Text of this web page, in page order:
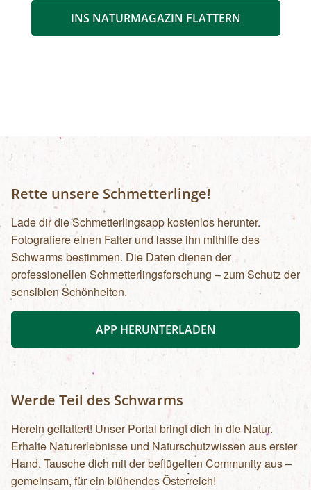
INS NATURMAGAZIN FLATTERN
Rette unsere Schmetterlinge!
Lade dir die Schmetterlingsapp kostenlos herunter.
Fotografiere einen Falter und lasse ihn mithilfe des
Schwarms bestimmen. Die Daten dienen der
professionellen Schmetterlingsforschung – zum Schutz der
sensiblen Schönheiten.
APP HERUNTERLADEN
Werde Teil des Schwarms
Herein geflattert! Unser Portal bringt dich in die Natur.
Erhalte Naturerlebnisse und Naturschutzwissen aus erster
Hand. Tausche dich mit der beflügelten Community aus –
gemeinsam, für ein blühendes Österreich!